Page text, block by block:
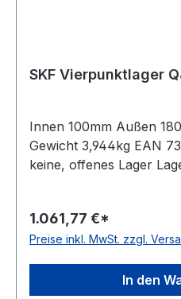
Innen 100mm Außen
Gewicht 3,944kg EAN
keine, offenes Lager
Toleranzklasse
ABEC 1 Nut(en) im
geteilter Innenring
1.061,77 €*
Preise inkl. MwSt. zzgl.
In den